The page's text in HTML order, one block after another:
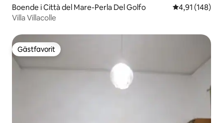
Boende i Città del Mare-Perla Del Golfo 4,91 av 5 i
4,91 (148)
Villa Villacolle
Gästfavorit
Gästfavorit